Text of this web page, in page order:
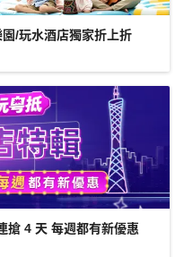
減 HK$200 親子/樂園/玩水酒店獨家折上折
搶 4 天 每週都有新優惠